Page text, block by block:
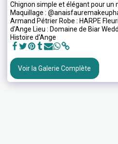
Chignon simple et élégant pour un
Maquillage :
Armand Pétrier Robe : HARPE
d'Ange Lieu : Domaine de Biar
Histoire d'Ange
Voir la Galerie Complète